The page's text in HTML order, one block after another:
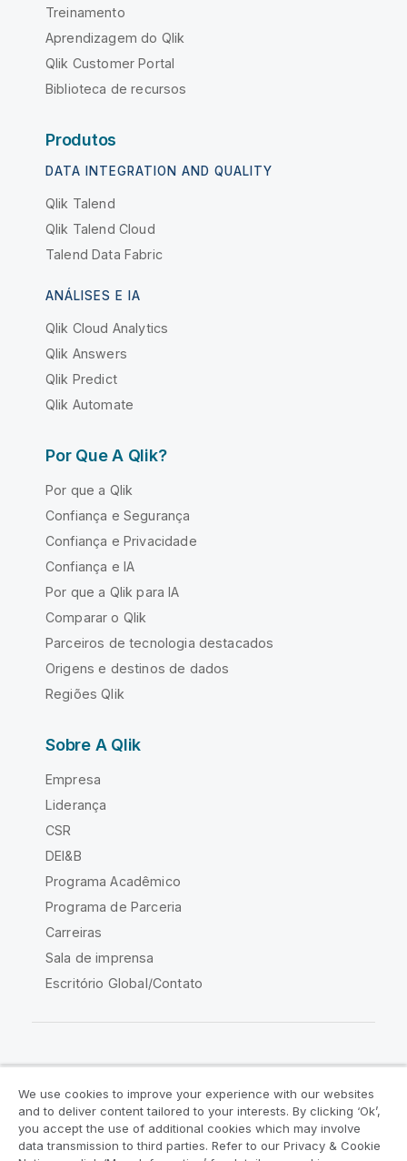
Treinamento
Aprendizagem do Qlik
Qlik Customer Portal
Biblioteca de recursos
Produtos
DATA INTEGRATION AND QUALITY
Qlik Talend
Qlik Talend Cloud
Talend Data Fabric
ANÁLISES E IA
Qlik Cloud Analytics
Qlik Answers
Qlik Predict
Qlik Automate
Por Que A Qlik?
Por que a Qlik
Confiança e Segurança
Confiança e Privacidade
Confiança e IA
Por que a Qlik para IA
Comparar o Qlik
Parceiros de tecnologia destacados
Origens e destinos de dados
Regiões Qlik
Sobre A Qlik
Empresa
Liderança
CSR
DEI&B
Programa Acadêmico
Programa de Parceria
Carreiras
Sala de imprensa
Escritório Global/Contato
Acordos legais
Termos do produto
Legal Policies
Políticas Legais
We use cookies to improve your experience with our websites
and to deliver content tailored to your interests. By clicking ‘Ok’,
you accept the use of additional cookies which may involve
data transmission to third parties. Refer to our Privacy & Cookie